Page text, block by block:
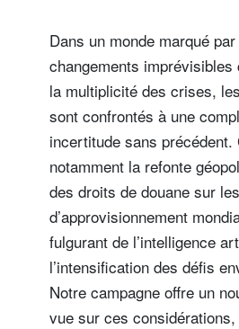
Dans un monde marqué
changements
la multiplicité des crises,
sont confrontés à une
incertitude sans précédent.
notamment la refonte
des droits de douane sur
d’approvisionnement
fulgurant de l’intelligence
l’intensification des défis
Notre campagne offre un
vue sur ces